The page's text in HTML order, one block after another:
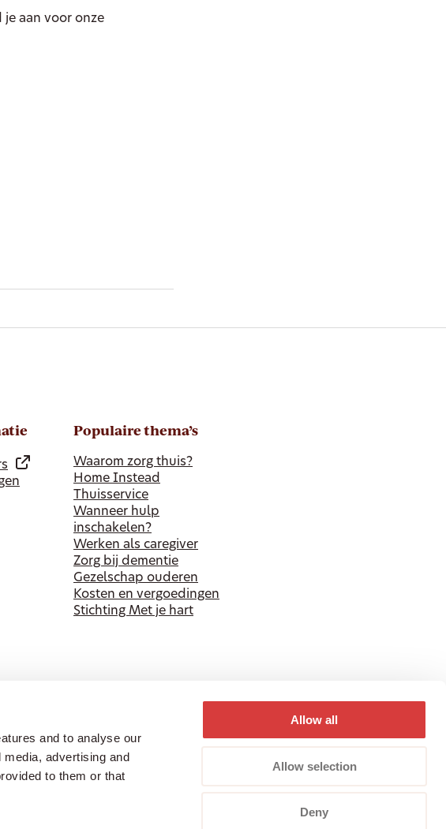
and to analyse our
advertising and
to them or that
Allow all
Allow selection
Deny
aan voor onze
Populaire thema’s
Waarom zorg thuis?
Home Instead
Thuisservice
Wanneer hulp
inschakelen?
Werken als caregiver
Zorg bij dementie
Gezelschap ouderen
Kosten en vergoedingen
Stichting Met je hart